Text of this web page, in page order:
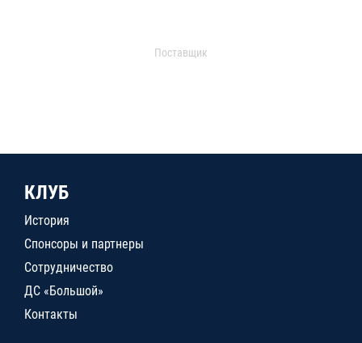
Поставщик
КЛУБ
История
Спонсоры и партнеры
Сотрудничество
ДС «Большой»
Контакты